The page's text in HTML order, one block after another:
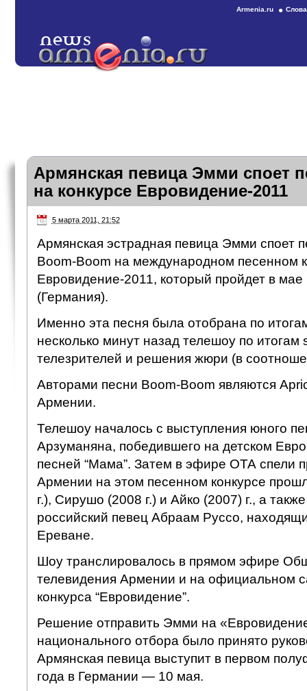
Armenia.ru
Армянская певица Эмми споет
на конкурсе Евровидение-2011
5 марта 2011, 21:52
Армянская эстрадная певица Эмми споет
Boom-Boom на международном песенном
Евровидение-2011, который пройдет в
(Германия).
Именно эта песня была отобрана по
несколько минут назад телешоу по итогам
телезрителей и решения жюри (в
Авторами песни Boom-Boom являются
Армении.
Телешоу началось с выступления юного
Арзуманяна, победившего на детском
песней “Мама”. Затем в эфире ОТА спели
Армении на этом песенном конкурсе
г.), Сирушо (2008 г.) и Айко (2007) г., а
российский певец Абраам Руссо,
Ереване.
Шоу транслировалось в прямом эфире
телевидения Армении и на официальном
конкурса “Евровидение”.
Решение отправить Эмми на
национального отбора было принято
Армянская певица выступит в первом
года в Германии — 10 мая.